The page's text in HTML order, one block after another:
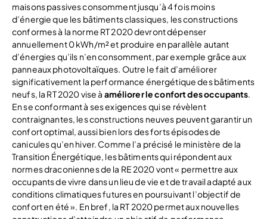
maisons passives consomment jusqu’à 4 fois moins
d’énergie que les bâtiments classiques, les constructions
conformes à la norme RT 2020 devront dépenser
annuellement 0 kWh/m² et produire en parallèle autant
d’énergies qu’ils n’en consomment, par exemple grâce aux
panneaux photovoltaïques. Outre le fait d’améliorer
significativement la performance énergétique des bâtiments
neufs, la RT 2020 vise à améliorer le confort des occupants.
En se conformant à ses exigences qui se révèlent
contraignantes, les constructions neuves peuvent garantir un
confort optimal, aussi bien lors des forts épisodes de
canicules qu’en hiver. Comme l’a précisé le ministère de la
Transition Énergétique, les bâtiments qui répondent aux
normes draconiennes de la RE 2020 vont « permettre aux
occupants de vivre dans un lieu de vie et de travail adapté aux
conditions climatiques futures en poursuivant l’objectif de
confort en été ». En bref, la RT 2020 permet aux nouvelles